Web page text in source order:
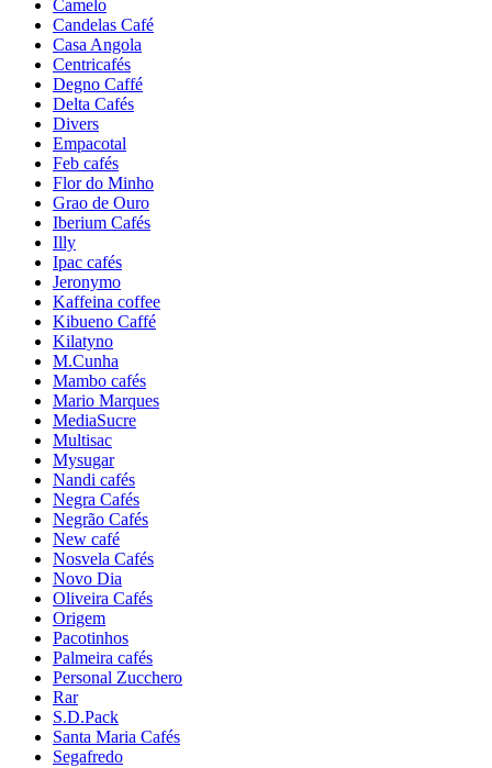
Camelo
Candelas Café
Casa Angola
Centricafés
Degno Caffé
Delta Cafés
Divers
Empacotal
Feb cafés
Flor do Minho
Grao de Ouro
Iberium Cafés
Illy
Ipac cafés
Jeronymo
Kaffeina coffee
Kibueno Caffé
Kilatyno
M.Cunha
Mambo cafés
Mario Marques
MediaSucre
Multisac
Mysugar
Nandi cafés
Negra Cafés
Negrão Cafés
New café
Nosvela Cafés
Novo Dia
Oliveira Cafés
Origem
Pacotinhos
Palmeira cafés
Personal Zucchero
Rar
S.D.Pack
Santa Maria Cafés
Segafredo